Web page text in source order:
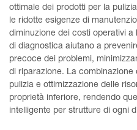
ottimale dei prodotti per la
le ridotte esigenze di
diminuzione dei costi operativi a
di diagnostica aiutano a
precoce dei problemi,
di riparazione. La combinazione
pulizia e ottimizzazione delle
proprietà inferiore, rendendo
intelligente per strutture di ogni